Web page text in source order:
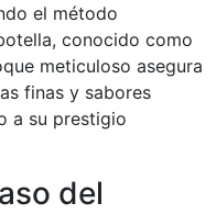
el método
conocido como
meticuloso asegura
finas y sabores
a su prestigio
del